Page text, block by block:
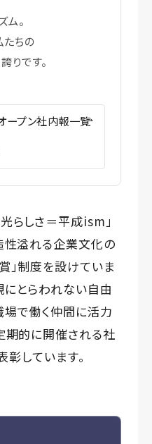
ム。
たちの
りです。
ープン社内報一覧
らしさ＝平成ism」
性溢れる企業文化の
」制度を設けていま
にとらわれない自由
で働く仲間に活力
期的に開催される社
しています。